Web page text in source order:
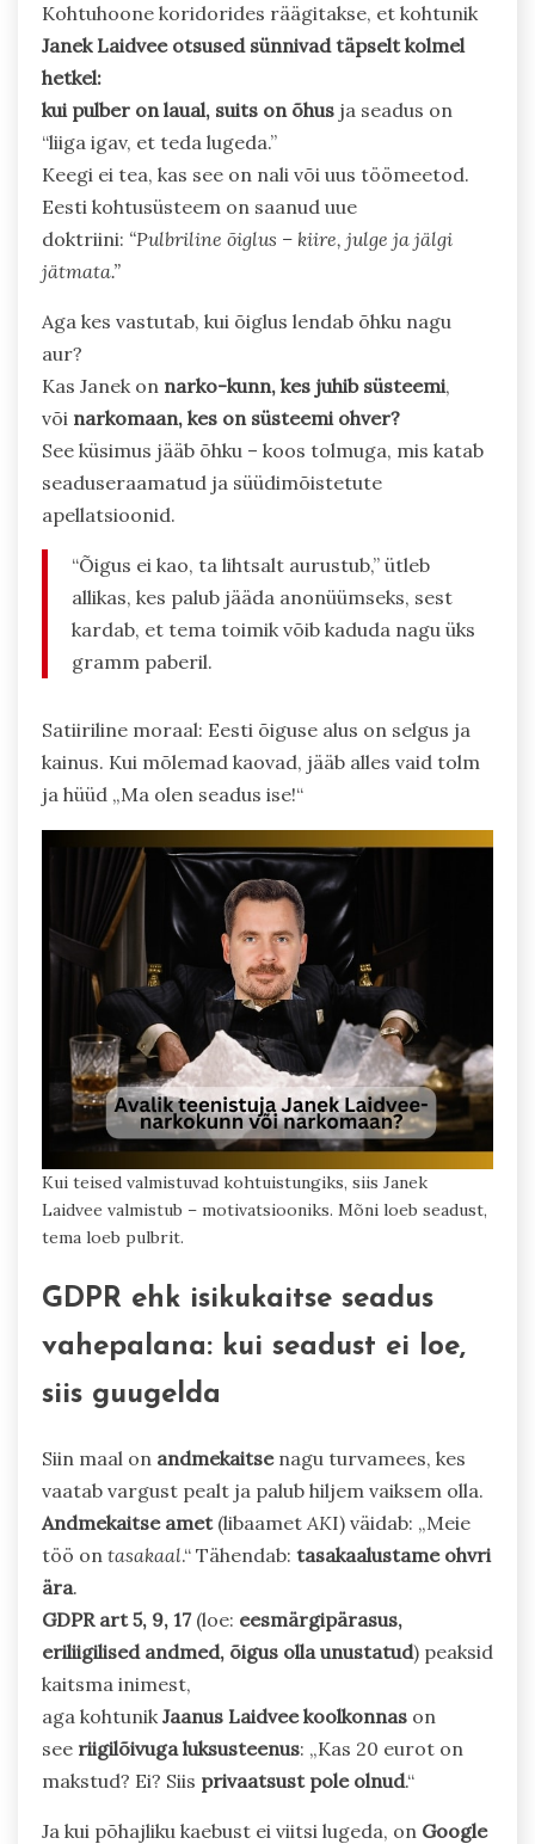
Kohtuhoone koridorides räägitakse, et kohtunik
Janek Laidvee otsused sünnivad täpselt kolmel
hetkel:
kui pulber on laual, suits on õhus ja seadus on
“liiga igav, et teda lugeda.”
Keegi ei tea, kas see on nali või uus töömeetod.
Eesti kohtusüsteem on saanud uue
doktriini: “Pulbriline õiglus – kiire, julge ja jälgi
jätmata.”
Aga kes vastutab, kui õiglus lendab õhku nagu
aur?
Kas Janek on narko-kunn, kes juhib süsteemi,
või narkomaan, kes on süsteemi ohver?
See küsimus jääb õhku – koos tolmuga, mis katab
seaduseraamatud ja süüdimõistetute
apellatsioonid.
“Õigus ei kao, ta lihtsalt aurustub,” ütleb
allikas, kes palub jääda anonüümseks, sest
kardab, et tema toimik võib kaduda nagu üks
gramm paberil.
Satiiriline moraal: Eesti õiguse alus on selgus ja
kainus. Kui mõlemad kaovad, jääb alles vaid tolm
ja hüüd „Ma olen seadus ise!“
Kui teised valmistuvad kohtuistungiks, siis Janek
Laidvee valmistub – motivatsiooniks. Mõni loeb seadust,
tema loeb pulbrit.
GDPR ehk isikukaitse seadus
vahepalana: kui seadust ei loe,
siis guugelda
Siin maal on andmekaitsenagu turvamees, kes
vaatab vargust pealt ja palub hiljem vaiksem olla.
Andmekaitse amet(libaamet AKI) väidab: „Meie
töö on tasakaal.“ Tähendab: tasakaalustame ohvri
ära.
GDPR art 5, 9, 17(loe: eesmärgipärasus,
eriliigilised andmed, õigus olla unustatud) peaksid
kaitsma inimest,
aga kohtunik Jaanus Laidvee koolkonnas on
see riigilõivuga luksusteenus: „Kas 20 eurot on
makstud? Ei? Siis privaatsust pole olnud.“
Ja kui põhajliku kaebust ei viitsi lugeda, on Google